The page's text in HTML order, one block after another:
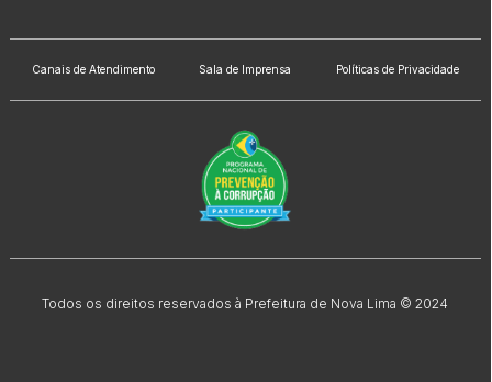
Canais de Atendimento Sala de Imprensa Políticas de Privacidade
Todos os direitos reservados à Prefeitura de Nova Lima © 2024